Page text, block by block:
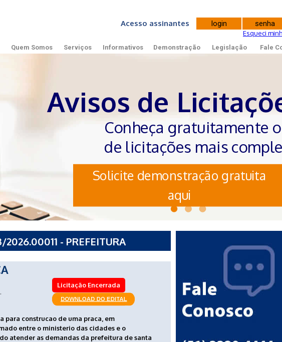
Acesso assinantes
Esqueci
Quem Somos Serviços Informativos Demonstração Legislação Fale
Avisos de
Conheça gratuitamente
de licitações mais
Solicite demonstração gratuita
aqui
- PREFEITURA
Licitação Encerrada
para construcao de uma praca, em
entre o ministerio das cidades e o
atender as demandas da prefeitura de santa